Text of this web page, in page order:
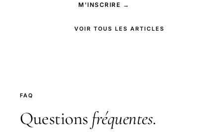
M'INSCRIRE →
VOIR TOUS LES ARTICLES
FAQ
Questions fréquentes.